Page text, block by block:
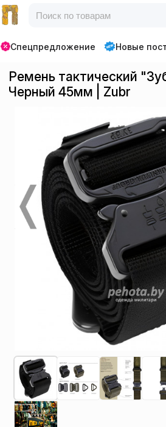
Спецпредложение Новые
Ремень тактический
Черный 45мм | Zubr